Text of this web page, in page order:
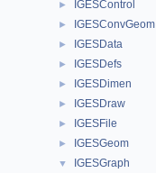
► IGESControl
► IGESConvGeom
► IGESData
► IGESDefs
► IGESDimen
► IGESDraw
► IGESFile
► IGESGeom
▼ IGESGraph